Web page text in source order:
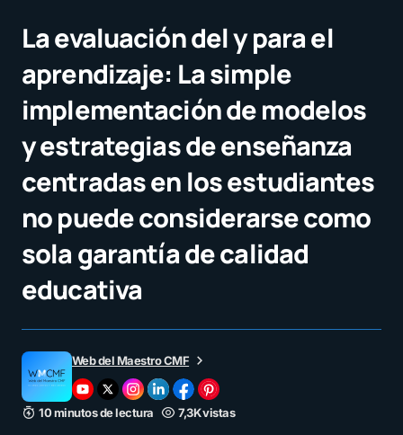
La evaluación del y para el
aprendizaje: La simple
implementación de modelos
y estrategias de enseñanza
centradas en los estudiantes
no puede considerarse como
sola garantía de calidad
educativa
Web del Maestro CMF
10 minutos de lectura 7,3K vistas